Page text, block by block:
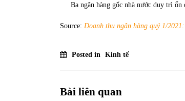
31/05/2022
Ba ngân hàng gốc nhà nước duy trì
Source: Doanh thu ngân hàng quý 1/
Posted in Kinh tế
Bài liên quan